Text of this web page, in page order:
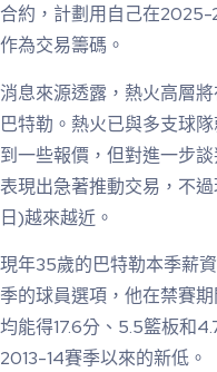
合約，計劃用自己在
作為交易籌碼。
消息來源透露，熱火高層
巴特勒。熱火已與多支球
到一些報價，但對進一步
表現出急著推動交易，不
日)越來越近。
現年35歲的巴特勒本季薪
季的球員選項，他在禁賽
均能得17.6分、5.5籃板和
2013-14賽季以來的新低。